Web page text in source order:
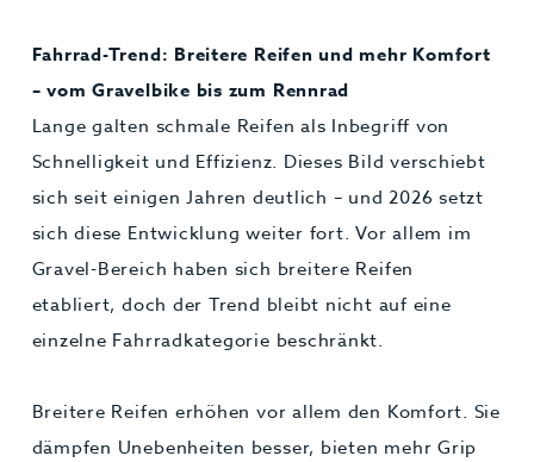
Fahrrad-Trend: Breitere Reifen und mehr Komfort
– vom Gravelbike bis zum Rennrad
Lange galten schmale Reifen als Inbegriff von
Schnelligkeit und Effizienz. Dieses Bild verschiebt
sich seit einigen Jahren deutlich – und 2026 setzt
sich diese Entwicklung weiter fort. Vor allem im
Gravel-Bereich haben sich breitere Reifen
etabliert, doch der Trend bleibt nicht auf eine
einzelne Fahrradkategorie beschränkt.
Breitere Reifen erhöhen vor allem den Komfort. Sie
dämpfen Unebenheiten besser, bieten mehr Grip